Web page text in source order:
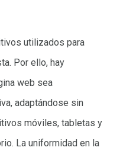
utilizados para
Por ello, hay
web sea
adaptándose sin
móviles, tabletas y
La uniformidad en la